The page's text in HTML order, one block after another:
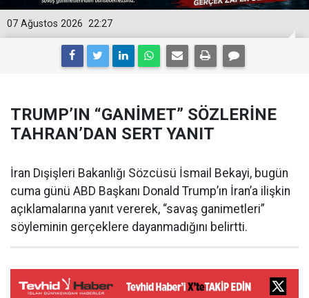
22:27
07 Ağustos 2026
TRUMP’IN “GANİMET” SÖZLERİNE
TAHRAN’DAN SERT YANIT
İran Dışişleri Bakanlığı Sözcüsü İsmail Bekayi, bugün
cuma günü ABD Başkanı Donald Trump’ın İran’a ilişkin
açıklamalarına yanıt vererek, “savaş ganimetleri”
söyleminin gerçeklere dayanmadığını belirtti.